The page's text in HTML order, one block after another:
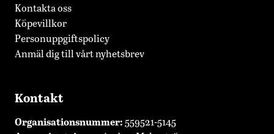
Kontakta oss
Köpevillkor
Personuppgiftspolicy
Anmäl dig till vårt nyhetsbrev
Kontakt
Organisationsnummer: 559521-5145